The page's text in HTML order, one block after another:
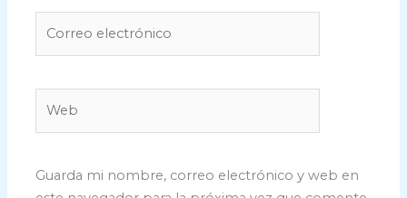
Guarda mi nombre, correo electrónico y web en